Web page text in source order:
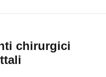
chirurgici